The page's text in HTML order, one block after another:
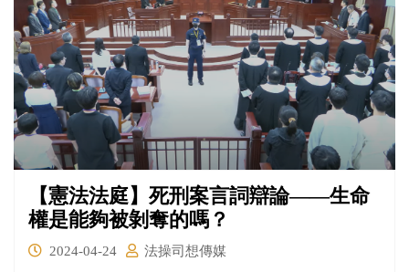
【憲法法庭】死刑案言詞辯論——生命
權是能夠被剝奪的嗎？
2024-04-24
法操司想傳媒